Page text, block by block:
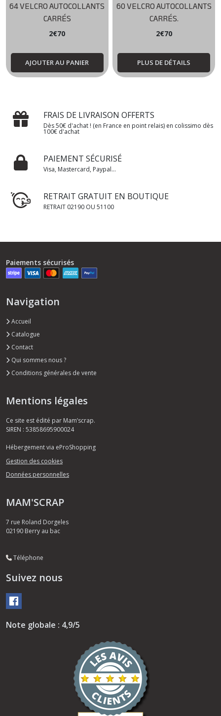
64 VELCRO AUTOCOLLANTS
CARRÉS
2€70
AJOUTER AU PANIER
60 VELCRO AUTOCOLLANTS
CARRÉS.
2€70
PLUS DE DÉTAILS
FRAIS DE LIVRAISON OFFERTS
Dès 50€ d'achat ! (en France en point relais) en colissimo dès
100€ d'achat
PAIEMENT SÉCURISÉ
Visa, Mastercard, Paypal...
RETRAIT GRATUIT EN BOUTIQUE
RETRAIT 02190 OU 51100
Paiements sécurisés
Navigation
Accueil
Catalogue
Contact
Qui sommes nous ?
Conditions générales de vente
Mentions légales
Ce site est édité par Mam’scrap.
SIREN : 53858695900024
Hébergement via eProShopping
Gestion des cookies
Données personnelles
MAM'SCRAP
7 rue Roland Dorgeles
02190 Berry au bac
Téléphone
Suivez nous
Note globale : 4,9/5